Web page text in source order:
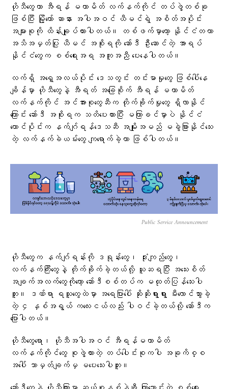
ဟိုသီတွေဟာ အီရန် မဟာမိတ် လက်နက်ကိုင် တပ်ဖွဲ့တစ်ခု
ဖြစ်ပြီး မြို့တော် ဆာနား အပါအဝင် ယီမင်ရဲ့ အစိတ်အပိုင်း
အများစုကို ထိန်းချုပ်ထားပါတယ်။ တစ်ဖက်မှာတော့ နိုင်ငံတကာ
အသိအမှတ်ပြု ယီမင် အစိုးရကို ဆော်ဒီ ဦးဆောင်တဲ့ အာရပ်
နိုင်ငံတွေက စစ်ရေးအရ အကူအညီ ပေးနေပါတယ်။
လက်ရှိ အရှေ့အလယ်ပိုင်း ဒေသတွင်း တင်းမာမှုတွေ ဖြစ်ပေါ်နေ
ချိန်မှာ ဟိုသီတွေနဲ့ အီရတ် အခြေစိုက် အီရန် မဟာမိတ်
လက်နက်ကိုင် အင်အားစုတွေဆီက တိုက်ခိုက်မှုတွေ ရှိလာနိုင်
ကြောင်း ဆော်ဒီ အစိုးရက သတိပေးထားပြီး မကြာခင်မှာပဲ နိုင်ငံ
တောင်ပိုင်းက နက်ဂျ်ရန်ဒေသဆီ အမျိုးအမည် မခွဲခြားနိုင်သေး
တဲ့ လက်နက်ခဲယမ်းတွေ ကျရောက်ခဲ့တာ ဖြစ်ပါတယ်။
Public Service Announcement
ဟိုသီတွေက နက်ဂျ်ရန်းကို ဒရုန်းတွေ၊ ဒုံးကျည်တွေ၊
လက်နက်ကြီးတွေနဲ့ တိုက်ခိုက်ခဲ့တယ်လို့ ယူဆရပြီး အသေးစိတ်
အချက်အလက်တွေကိုတော့ ဆော်ဒီစစ်တပ်က မထုတ်ပြန်သေးပါ
ဘူး။ ဒဏ်ရာ ရသူတွေထဲမှာ အရေပြားပေါ် ဆိုးဆိုးရွားရွား မီးလောင်သွားခဲ့
တဲ့ ၄ နှစ်အရွယ် ကလေးငယ်လည်း ပါဝင်ခဲ့တယ်လို့ ဆော်ဒီက
ပြောပါတယ်။
ဟိုသီတွေရော၊ ဟိုသီအပါအဝင် အီရန်မဟာမိတ်
လက်နက်ကိုင်တွေ စုဖွဲ့ထားတဲ့ တပ်ပေါင်းစုကပါ အခုကိစ္စ
အပေါ် ဘာမှတ်ချက်မှ မပေးသေးပါဘူး။